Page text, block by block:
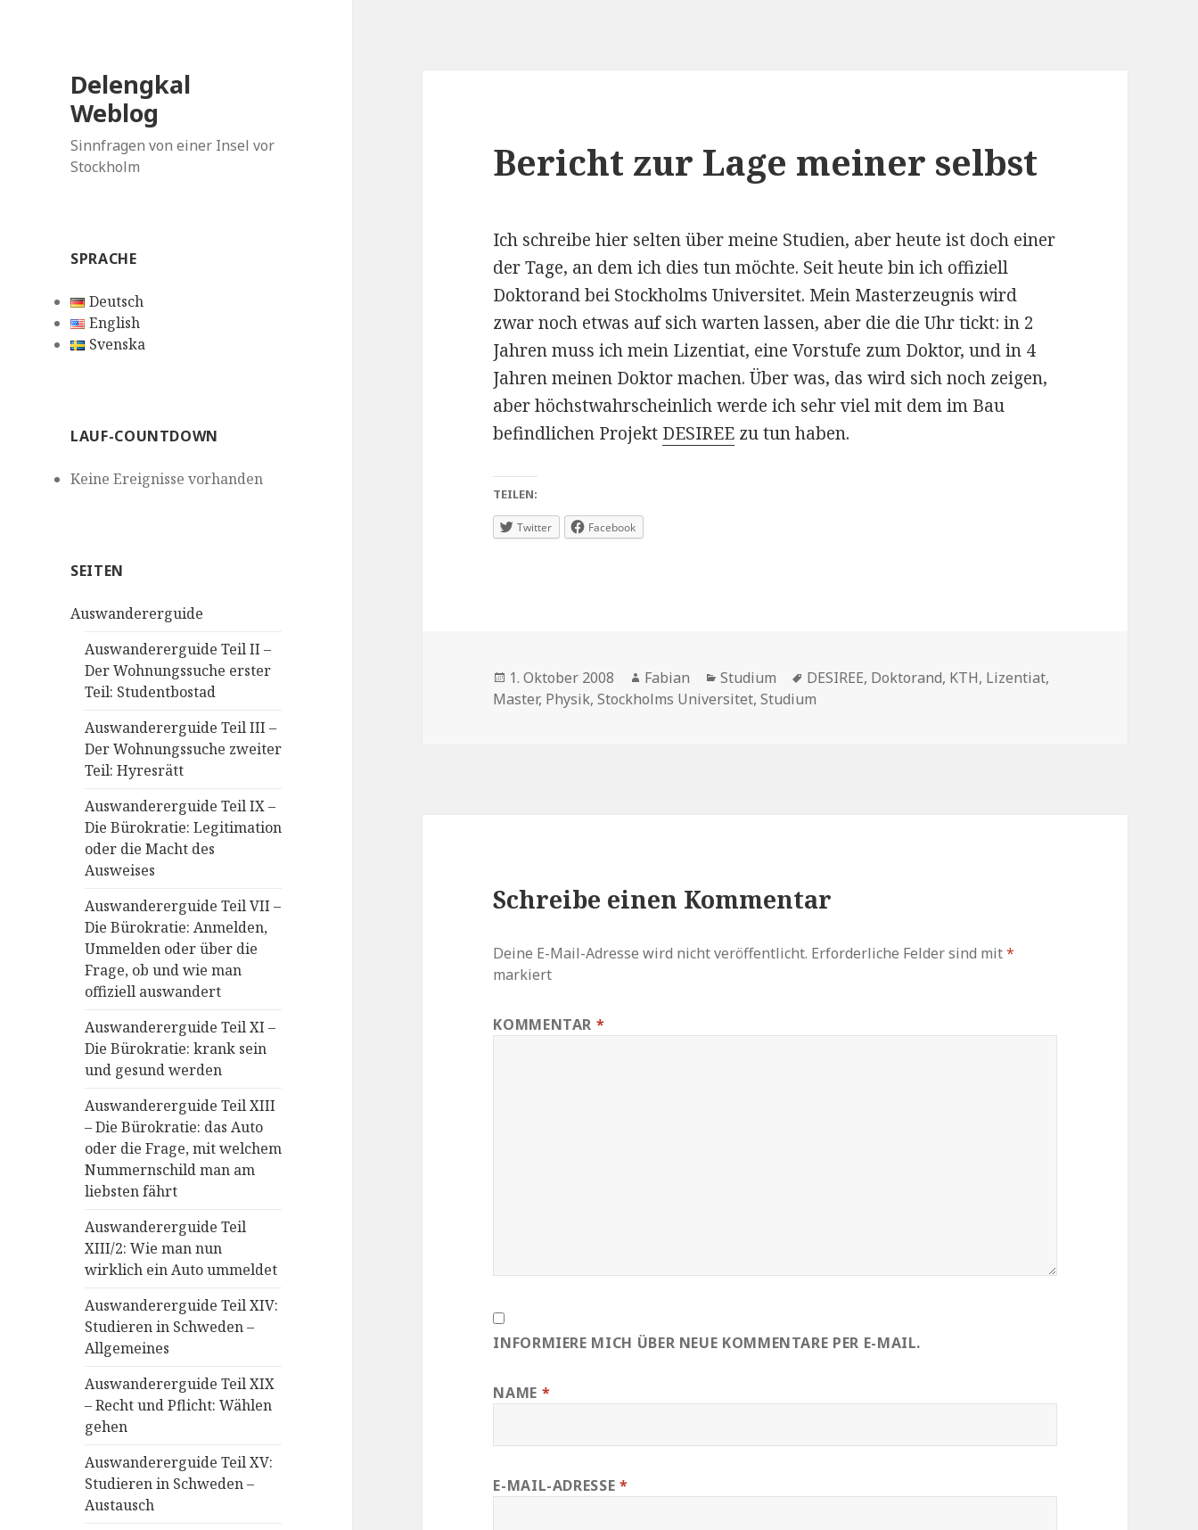
Delengkal
Weblog
Sinnfragen von einer Insel vor
Stockholm
SPRACHE
Deutsch
English
Svenska
LAUF-COUNTDOWN
Keine Ereignisse vorhanden
SEITEN
Auswandererguide
Auswandererguide Teil II –
Der Wohnungssuche erster
Teil: Studentbostad
Auswandererguide Teil III –
Der Wohnungssuche zweiter
Teil: Hyresrätt
Auswandererguide Teil IX –
Die Bürokratie: Legitimation
oder die Macht des
Ausweises
Auswandererguide Teil VII –
Die Bürokratie: Anmelden,
Ummelden oder über die
Frage, ob und wie man
offiziell auswandert
Auswandererguide Teil XI –
Die Bürokratie: krank sein
und gesund werden
Auswandererguide Teil XIII
– Die Bürokratie: das Auto
oder die Frage, mit welchem
Nummernschild man am
liebsten fährt
Auswandererguide Teil
XIII/2: Wie man nun
wirklich ein Auto ummeldet
Auswandererguide Teil XIV:
Studieren in Schweden –
Allgemeines
Auswandererguide Teil XIX
– Recht und Pflicht: Wählen
gehen
Auswandererguide Teil XV:
Studieren in Schweden –
Austausch
Bericht zur Lage meiner selbst
Ich schreibe hier selten über meine Studien, aber heute ist doch einer
der Tage, an dem ich dies tun möchte. Seit heute bin ich offiziell
Doktorand bei Stockholms Universitet. Mein Masterzeugnis wird
zwar noch etwas auf sich warten lassen, aber die die Uhr tickt: in 2
Jahren muss ich mein Lizentiat, eine Vorstufe zum Doktor, und in 4
Jahren meinen Doktor machen. Über was, das wird sich noch zeigen,
aber höchstwahrscheinlich werde ich sehr viel mit dem im Bau
befindlichen Projekt DESIREE zu tun haben.
TEILEN:
Twitter Facebook
Veröffentlicht
am
1. Oktober 2008 Autor
Fabian Kategorien
Studium Schlagwörter
DESIREE, Doktorand, KTH, Lizentiat,
Master, Physik,Stockholms Universitet,Studium
Schreibe einen Kommentar
Deine E-Mail-Adresse wird nicht veröffentlicht. Erforderliche Felder sind mit*
markiert
KOMMENTAR *
INFORMIERE MICH ÜBER NEUE KOMMENTARE PER E-MAIL.
NAME *
E-MAIL-ADRESSE *